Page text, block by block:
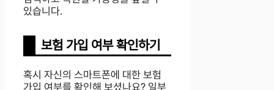
있습니다.
보험 가입 여부 확인하기
혹시 자신의 스마트폰에 대한 보험
가입 여부를 확인해 보셨나요? 일부